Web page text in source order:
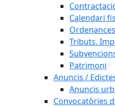
Calendari
Tributs.
Patrimoni
Anuncis /
Anuncis
Convocatòries